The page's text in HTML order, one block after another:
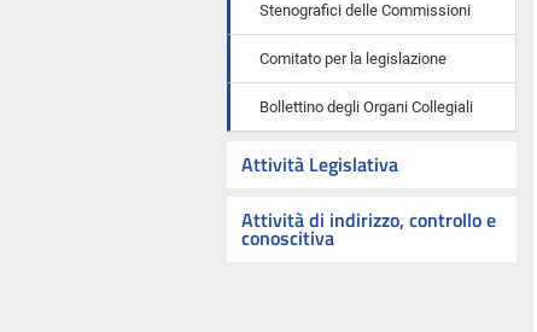
Stenografici delle Commissioni
Comitato per la legislazione
Bollettino degli Organi Collegiali
Attività Legislativa
Attività di indirizzo, controllo e
conoscitiva